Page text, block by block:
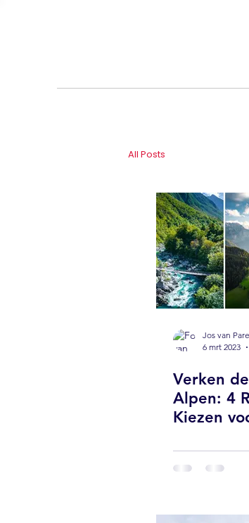
All Posts
Jos van
6 mrt 2023
Verken
Alpen: 4
Kiezen